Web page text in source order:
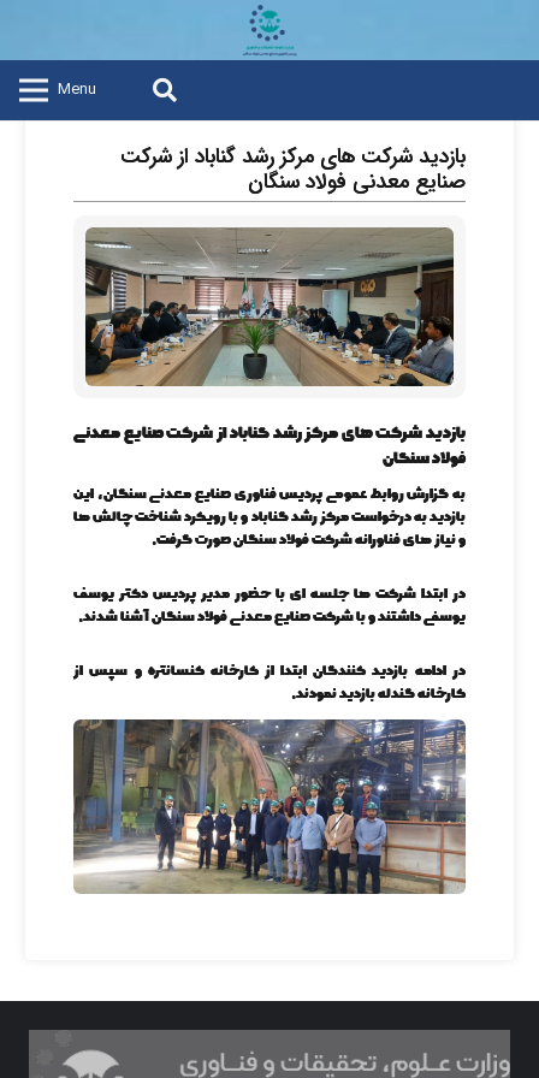
Menu
بازدید شرکت های مرکز رشد گناباد از شرکت
صنایع معدنی فولاد سنگان
بازدید شرکت های مرکز رشد گناباد از شرکت صنایع معدنی
فولاد سنگان
به گزارش روابط عمومی پردیس فناوری صنایع معدنی سنگان، این
بازدید بهدرخواست مرکز رشد گناباد و با رویکرد شناخت چالش ها
و نیاز های فناورانه شرکت فولاد سنگان صورت گرفت.
در ابتدا شرکت ها جلسه ای با حضور مدیر پردیس دکتر یوسف
یوسفی داشتند و با شرکت صنایع معدنی فولاد سنگان آشنا شدند.
در ادامه بازدید کنندگان ابتدا از کارخانه کنسانتره و سپس از
کارخانه گندله بازدید نمودند.